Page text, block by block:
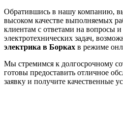
Обратившись в нашу компанию,
высоком качестве выполняемых
клиентам с ответами на вопросы
электротехнических задач,
электрика в Борках в режиме
Мы стремимся к долгосрочному
готовы предоставить отличное
заявку и получите качественные